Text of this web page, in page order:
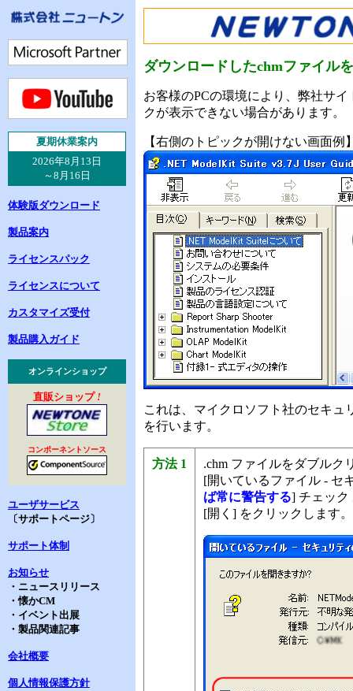
夏期休業案内
2026年8月13日
～8月16日
体験版ダウンロード
製品案内
ライセンスパック
ライセンスについて
カスタマイズ受付
製品購入ガイド
オンラインショップ
直販ショップ!
コンポーネントソース
ユーザサービス
〔サポートページ〕
サポート体制
お知らせ
・ニュースリリース
・懐かCM
・イベント出展
・製品関連記事
会社概要
個人情報保護方針
ダウンロードしたchmファイル
お客様のPCの環境により、弊社サ
クが表示できない場合があります。
【右側のトピックが開けない画面例
これは、マイクロソフト社のセキュ
を行います。
方法 1
.chm ファイルをダブルク
[開いているファイル - セ
ば常に警告する] チェック
[開く] をクリックします。